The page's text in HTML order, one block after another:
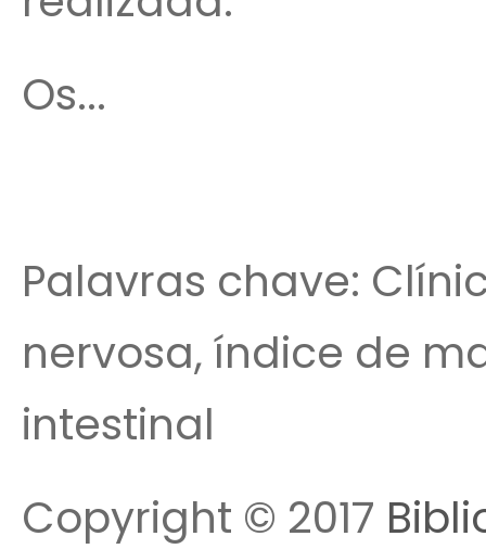
Os...
Palavras chave:
nervosa, índice de
intestinal
Copyright © 2017